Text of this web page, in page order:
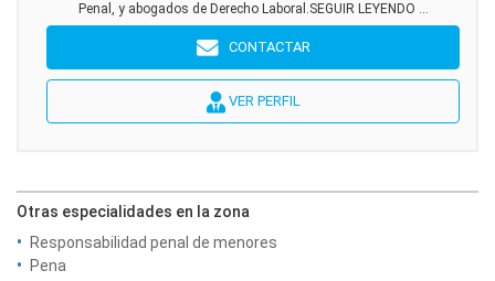
Penal, y abogados de Derecho Laboral.SEGUIR LEYENDO ...
CONTACTAR
VER PERFIL
Otras especialidades en la zona
Responsabilidad penal de menores
Pena